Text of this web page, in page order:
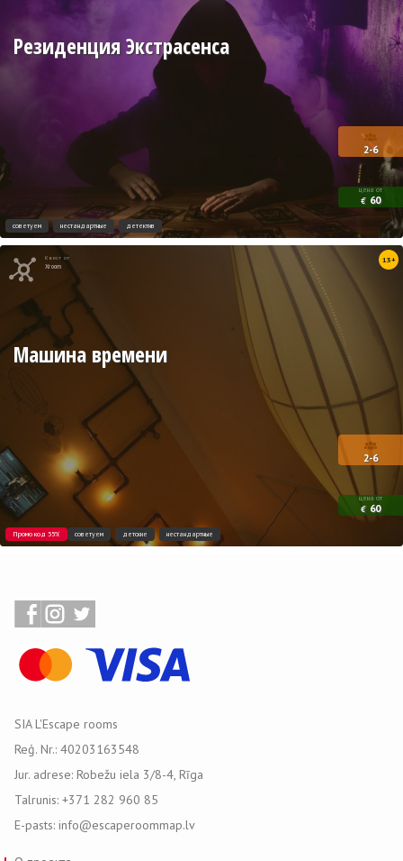
2-6
цена от
€ 60
Резиденция Экстрасенса
советуем нестандартные детектив
Квест от
Xroom
13+
2-6
цена от
€ 60
Машина времени
Промо код 35% советуем детские нестандартные
SIA L'Escape rooms
Reģ. Nr.: 40203163548
Jur. adrese: Robežu iela 3/8-4, Rīga
Talrunis: +371 282 960 85
E-pasts: info@escaperoommap.lv